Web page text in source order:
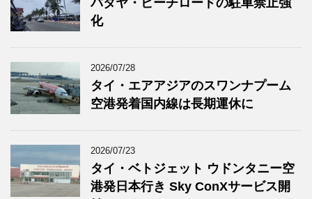
化
2026/07/28
タイ・エアアジアのスワンナプーム
空港発着国内線は長期運休に
2026/07/23
タイ・ベトジェット ウドンタニー空
港発日本行き Sky ConXサービス開